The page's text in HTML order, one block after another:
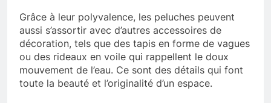
Grâce à leur polyvalence, les peluches peuvent
aussi s’assortir avec d’autres accessoires de
décoration, tels que des tapis en forme de vagues
ou des rideaux en voile qui rappellent le doux
mouvement de l’eau. Ce sont des détails qui font
toute la beauté et l’originalité d’un espace.